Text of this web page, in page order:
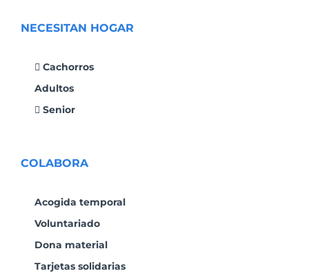
NECESITAN HOGAR
Cachorros
Adultos
Senior
COLABORA
Acogida temporal
Voluntariado
Dona material
Tarjetas solidarias